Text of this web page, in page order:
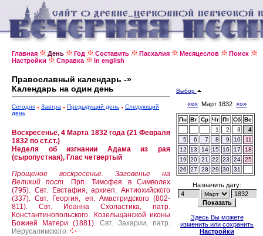
Главная День Год Составить Пасхалия Месяцеслов
Поиск
Настройки
Справка In english
Православный календарь -»
Календарь на один день
Сегодня Завтра Предыдущий день
Следующий
день
Воскресенье, 4 Марта 1832 года (21 Февраля
1832 по ст.ст.)
Неделя об изгнании Адама из рая
(сыропустная), Глас четвертый
Прощеное воскресенье. Заговенье на
Великий пост.
Прп. Тимофея в Символех
(795). Свт. Евстафия, архиеп. Антиохийского
(337).Свт. Георгия, еп. Амастридского (802-
811). Свт. Иоанна Схоластика, патр.
Константинопольского.
Козельщанской иконы
Божией Матери (1881).Свт. Захарии, патр.
Иерусалимского.
Выбор
««« Март 1832 »»»
Пн Вт Ср Чт Пт Сб Вс
1
2 3
4
5
6 7 8 9 10
11
12
13 14 15 16 17
18
19
20 21 22 23 24
25
26
27 28 29 30 31
Назначить дату:
Здесь Вы можете
изменить или сохранить
Настройки